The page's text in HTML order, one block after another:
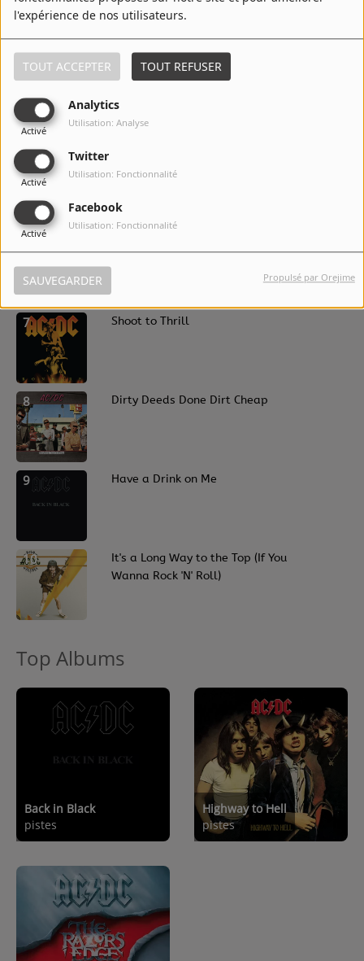
l'expérience de nos utilisateurs.
TOUT ACCEPTER TOUT REFUSER
Analytics
Activé
Utilisation: Analyse
Twitter
Activé
Utilisation: Fonctionnalité
Facebook
Activé
Utilisation: Fonctionnalité
SAUVEGARDER Propulsé par Orejime
3 Thunderstruck
4 You Shook Me All Night Long
7 Shoot to Thrill
8 Dirty Deeds Done Dirt Cheap
9 Have a Drink on Me
10
It's a Long Way to the Top (If You
Wanna Rock 'N' Roll)
Top Albums
Back in Black
pistes
Highway to Hell
pistes